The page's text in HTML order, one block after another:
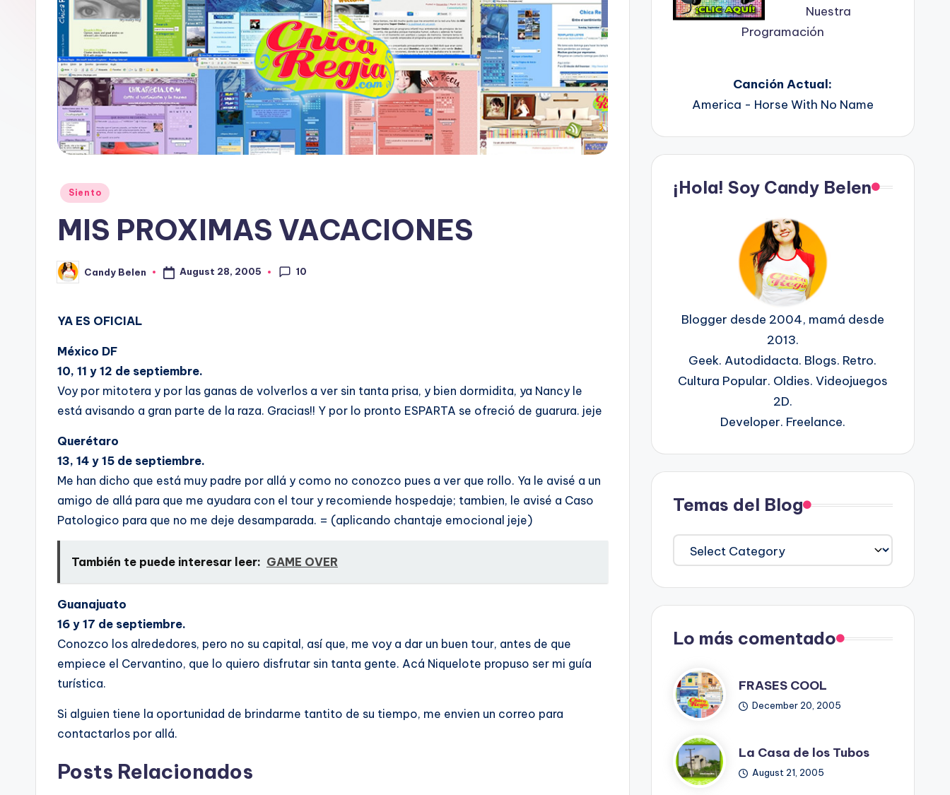
Posted
Siento
MIS PROXIMAS VACACIONES
Posted
by
Candy Belen August 28, 2005 10
YA ES OFICIAL
México DF
10, 11 y 12 de septiembre.
Voy por mitotera y por las ganas de volverlos a ver sin tanta prisa, y bien dormidita, ya Nancy le
está avisando a gran parte de la raza. Gracias!! Y por lo pronto ESPARTA se ofreció de guarura. jeje
Querétaro
13, 14 y 15 de septiembre.
Me han dicho que está muy padre por allá y como no conozco pues a ver que rollo. Ya le avisé a un
amigo de allá para que me ayudara con el tour y recomiende hospedaje; tambien, le avisé a Caso
Patologico para que no me deje desamparada. = (aplicando chantaje emocional jeje)
También te puede interesar leer: GAME OVER
Guanajuato
16 y 17 de septiembre.
Conozco los alrededores, pero no su capital, así­ que, me voy a dar un buen tour, antes de que
empiece el Cervantino, que lo quiero disfrutar sin tanta gente. Acá Niquelote propuso ser mi guí­a
turí­stica.
Si alguien tiene la oportunidad de brindarme tantito de su tiempo, me envien un correo para
contactarlos por allá.
Posts Relacionados
Nuestra
Programación
Canción Actual:
America - Horse With No Name
¡Hola! Soy Candy Belen
Blogger desde 2004, mamá desde
2013.
Geek. Autodidacta. Blogs. Retro.
Cultura Popular. Oldies. Videojuegos
2D.
Developer. Freelance.
Temas del Blog
Temas
del
Blog
Lo más comentado
FRASES COOL
December 20, 2005
La Casa de los Tubos
August 21, 2005